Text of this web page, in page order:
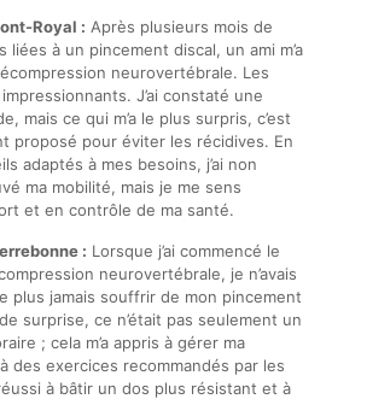
Royal : Après plusieurs mois de
liées à un pincement discal, un ami m’a
neurovertébrale. Les
J’ai constaté une
mais ce qui m’a le plus surpris, c’est
proposé pour éviter les récidives. En
adaptés à mes besoins, j’ai non
ma mobilité, mais je me sens
et en contrôle de ma santé.
: Lorsque j’ai commencé le
neurovertébrale, je n’avais
plus jamais souffrir de mon pincement
surprise, ce n’était pas seulement un
; cela m’a appris à gérer ma
des exercices recommandés par les
à bâtir un dos plus résistant et à